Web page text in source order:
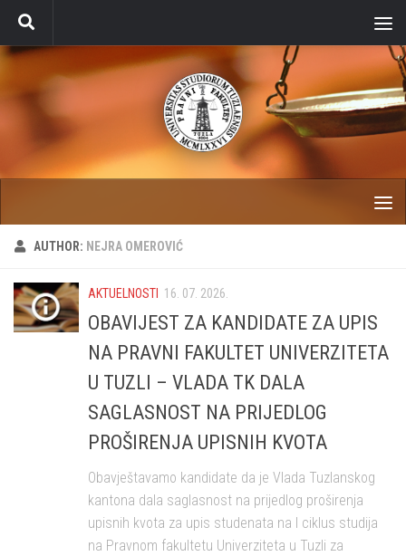
Skip to content
AUTHOR: NEJRA OMEROVIĆ
AKTUELNOSTI 16. 07. 2026.
OBAVIJEST ZA KANDIDATE ZA UPIS
NA PRAVNI FAKULTET UNIVERZITETA
U TUZLI – VLADA TK DALA
SAGLASNOST NA PRIJEDLOG
PROŠIRENJA UPISNIH KVOTA
Obavještavamo kandidate da je Vlada Tuzlanskog
kantona dala saglasnost na prijedlog proširenja
upisnih kvota za upis studenata na I ciklus studija
na Pravnom fakultetu Univerziteta u Tuzli za